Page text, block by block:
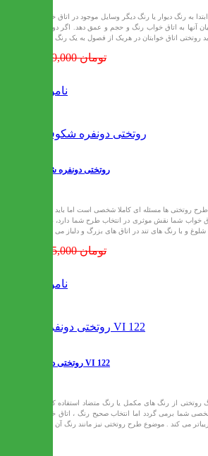
به رنگ دیوار یا رنگ دیگر وسایل موجود در اتاق خواب
آنها به اتاق خواب رنگ و حجم و عمق دهد. اگر دوست
1,439,000 تومان
ناموجود
روتختی دونفره شکوفه
روتختی ها مسئله ای کاملا شخصی است اما باید توجه
خواب شما نقش موثری در انتخاب طرح شما دارد، طرح
1,865,000 تومان
ناموجود
روتختی دونفره VI 122
روتختی از رنگ های مکمل یا رنگ متضاد استفاده کنید .
شما برمی گردد اما انتخاب صحیح رنگ ، اتاق خواب